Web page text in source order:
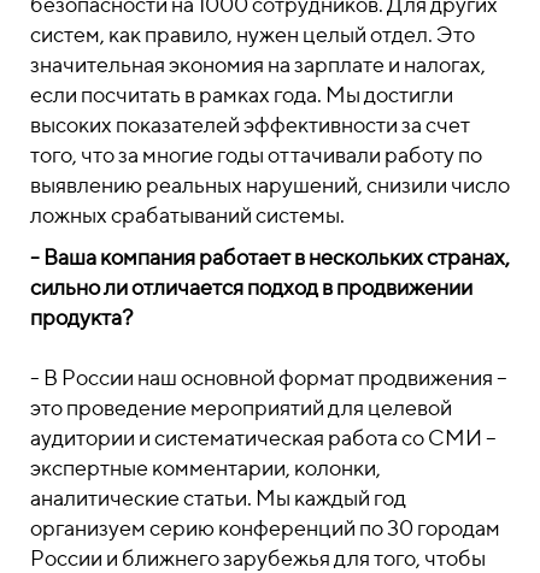
систем, как правило, нужен целый отдел. Это
значительная экономия на зарплате и налогах,
если посчитать в рамках года. Мы достигли
высоких показателей эффективности за счет
того, что за многие годы оттачивали работу по
выявлению реальных нарушений, снизили число
ложных срабатываний системы.
- Ваша компания работает в нескольких странах,
сильно ли отличается подход в продвижении
продукта?
- В России наш основной формат продвижения –
это проведение мероприятий для целевой
аудитории и систематическая работа со СМИ –
экспертные комментарии, колонки,
аналитические статьи. Мы каждый год
организуем серию конференций по 30 городам
России и ближнего зарубежья для того, чтобы